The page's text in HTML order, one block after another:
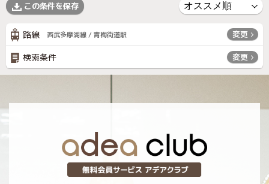
この条件を保存
路線 西武多摩湖線 / 青梅街道駅 変更
検索条件 変更